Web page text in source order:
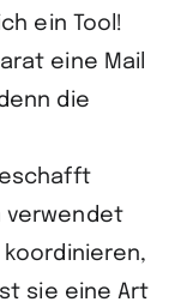
ein Tool!
eine Mail
die
verwendet
koordinieren,
sie eine Art